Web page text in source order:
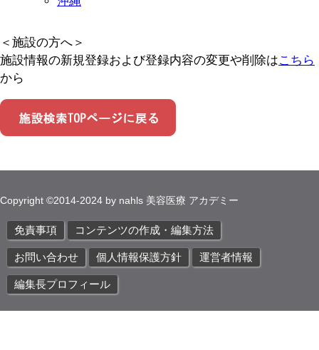
＜施設の方へ＞
施設情報の新規登録および登録内容の変更や削除はこちら
から
Copyright ©2014-2024 by nahls 美容医療 アカデミー
免責事項 コンテンツの作成・編集方法
お問い合わせ 個人情報保護方針 運営者情報
編集長プロフィール